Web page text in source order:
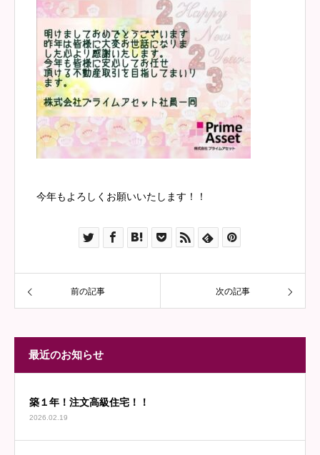
今年もよろしくお願いいたします！！
前の記事 次の記事
最近のお知らせ
築１年！注文高級住宅！！
2026.02.19